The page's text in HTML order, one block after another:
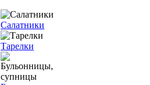
Салатники
Тарелки